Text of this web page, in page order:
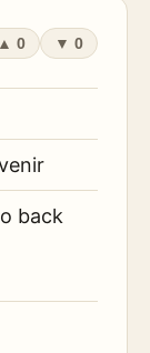
▲ 0 ▼ 0
back